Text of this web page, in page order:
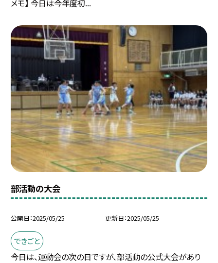
メモ】 今日は今年度初...
部活動の大会
公開日 2025/05/25 更新日 2025/05/25
できごと
今日は、運動会の次の日ですが、部活動の公式大会があり